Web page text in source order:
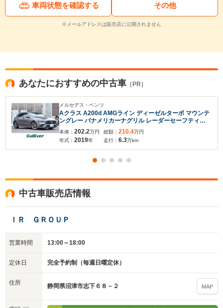
車両状態を確認する その他
※メールアドレスは販売店に公開されません
あなたにおすすめの中古車 ［PR］
メルセデス・ベンツ
Aクラス A200d AMGライン ディーゼルターボ マウンテ
ングレー パナメリカーナグリル レーダーセーフティ
PKG ブラインドスポットアシスト 社外ドラレコ前 シー
トヒーター ワイヤレス充電 ETC 純正18インチAW 前後
パーキングセンサー
本体： 202.2万円
年式： 2019年
総額： 210.4万円
走行： 6.3万km
中古車販売店情報
ＩＲ ＧＲＯＵＰ
営業時間 13:00～18:00
定休日 完全予約制（毎週日曜定休）
住所 静岡県沼津市志下６８－２ MAP